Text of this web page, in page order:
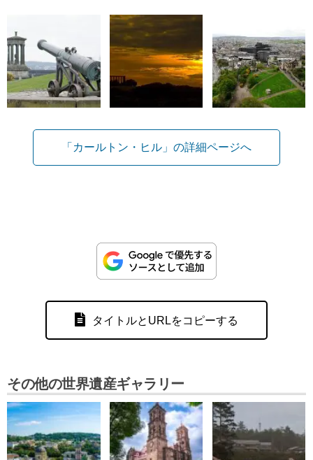
「カールトン・ヒル」の詳細ページへ
タイトルとURLをコピーする
その他の世界遺産ギャラリー